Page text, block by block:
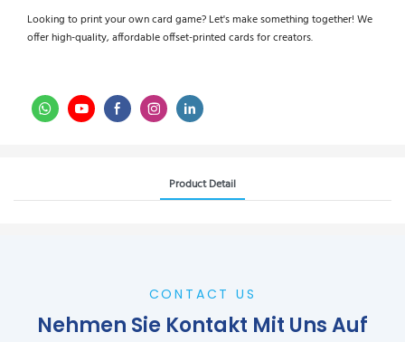
Looking to print your own card game? Let's make something together! We
offer high-quality, affordable offset-printed cards for creators.
Product Detail
CONTACT US
Nehmen Sie Kontakt Mit Uns Auf